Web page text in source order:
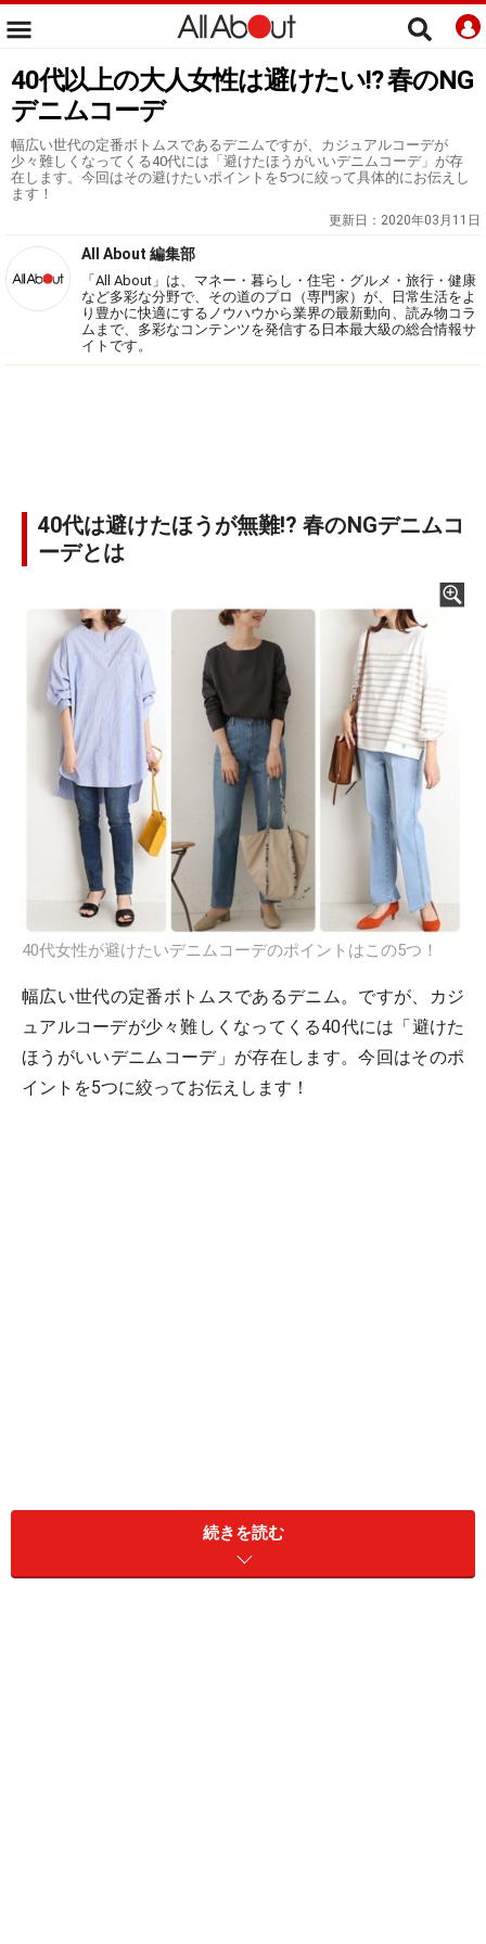
40代以上の大人女性は避けたい!? 春のNG
デニムコーデ
幅広い世代の定番ボトムスであるデニムですが、カジュアルコーデが
少々難しくなってくる40代には「避けたほうがいいデニムコーデ」が存
在します。今回はその避けたいポイントを5つに絞って具体的にお伝えし
ます！
更新日： 2020年03月11日
All About 編集部
「All About」は、マネー・暮らし・住宅・グルメ・旅行・健康
など多彩な分野で、その道のプロ（専門家）が、日常生活をよ
り豊かに快適にするノウハウから業界の最新動向、読み物コラ
ムまで、多彩なコンテンツを発信する日本最大級の総合情報サ
イトです。
40代は避けたほうが無難!? 春のNGデニムコ
ーデとは
40代女性が避けたいデニムコーデのポイントはこの5つ！
幅広い世代の定番ボトムスであるデニム。ですが、カジ
ュアルコーデが少々難しくなってくる40代には「避けた
ほうがいいデニムコーデ」が存在します。今回はそのポ
イントを5つに絞ってお伝えします！
1. 上下ゆるめコーデはルーズに見えるかも
続きを読む